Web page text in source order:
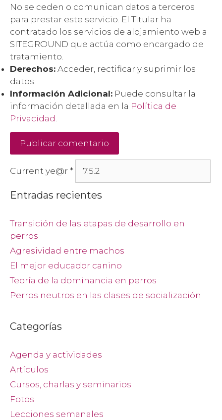
No se ceden o comunican datos a terceros
para prestar este servicio. El Titular ha
contratado los servicios de alojamiento web a
SITEGROUND que actúa como encargado de
tratamiento.
Derechos: Acceder, rectificar y suprimir los
datos.
Información Adicional: Puede consultar la
información detallada en la Política de
Privacidad.
Current ye@r *
Entradas recientes
Transición de las etapas de desarrollo en
perros
Agresividad entre machos
El mejor educador canino
Teoría de la dominancia en perros
Perros neutros en las clases de socialización
Categorías
Agenda y actividades
Artículos
Cursos, charlas y seminarios
Fotos
Lecciones semanales